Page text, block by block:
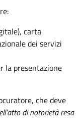
carta
dei servizi
la presentazione
che deve
di notorietà resa